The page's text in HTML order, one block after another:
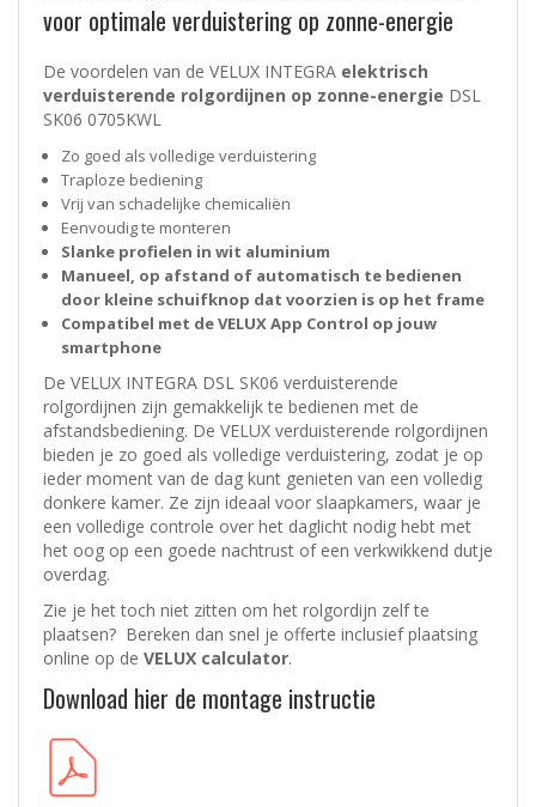
voor optimale verduistering op zonne-energie
De voordelen van de VELUX INTEGRA elektrisch
verduisterende rolgordijnen op zonne-energie DSL
SK06 0705KWL
Zo goed als volledige verduistering
Traploze bediening
Vrij van schadelijke chemicaliën
Eenvoudig te monteren
Slanke profielen in wit aluminium
Manueel, op afstand of automatisch te bedienen
door kleine schuifknop dat voorzien is op het frame
Compatibel met de VELUX App Control op jouw
smartphone
De VELUX INTEGRA DSL SK06 verduisterende
rolgordijnen zijn gemakkelijk te bedienen met de
afstandsbediening. De VELUX verduisterende rolgordijnen
bieden je zo goed als volledige verduistering, zodat je op
ieder moment van de dag kunt genieten van een volledig
donkere kamer. Ze zijn ideaal voor slaapkamers, waar je
een volledige controle over het daglicht nodig hebt met
het oog op een goede nachtrust of een verkwikkend dutje
overdag.
Zie je het toch niet zitten om het rolgordijn zelf te
plaatsen? Bereken dan snel je offerte inclusief plaatsing
online op de VELUX calculator.
Download hier de montage instructie